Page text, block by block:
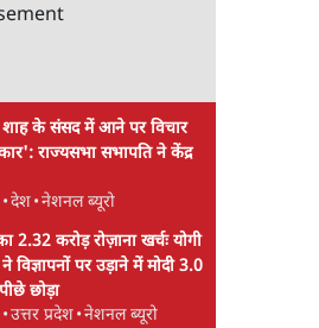
के संसद में आने पर विचार
राज्यसभा सभापति ने केंद्र
•देश•नेशनल ब्यूरो
2.32 करोड़ रोज़ाना खर्चः योगी
विज्ञापनों पर उड़ाने में मोदी 3.0
छोड़ा
•उत्तर प्रदेश•नेशनल ब्यूरो